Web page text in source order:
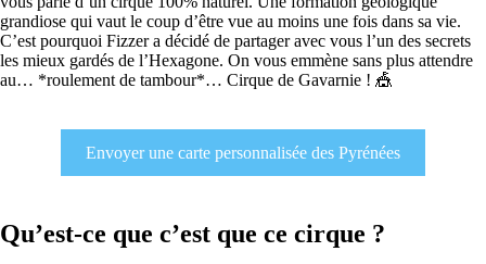
grandiose qui vaut le coup d’être vue au moins une fois dans sa vie.
C’est pourquoi Fizzer a décidé de partager avec vous l’un des secrets
les mieux gardés de l’Hexagone. On vous emmène sans plus attendre
au… *roulement de tambour*… Cirque de Gavarnie ! 🎪
Envoyer une carte personnalisée des Pyrénées
Qu’est-ce que c’est que ce cirque ?